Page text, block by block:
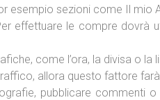
esempio sezioni come Il mio
effettuare le compre
come l’ora, la divisa o la
allora questo fattore
pubblicare commenti